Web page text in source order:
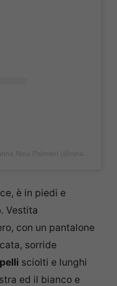
è in piedi e
Vestita
con un pantalone
sorride
sciolti e lunghi
ed il bianco e